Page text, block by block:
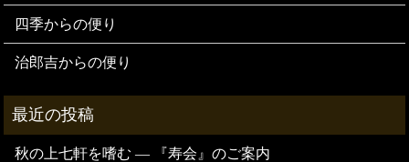
四季からの便り
治郎吉からの便り
秋の上七軒を嗜む — 『寿会』のご案内